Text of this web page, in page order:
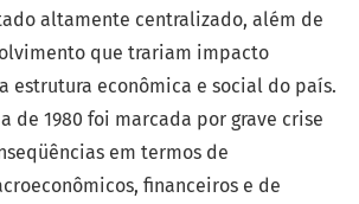
altamente centralizado, além de
que trariam impacto
estrutura econômica e social do país.
de 1980 foi marcada por grave crise
em termos de
financeiros e de